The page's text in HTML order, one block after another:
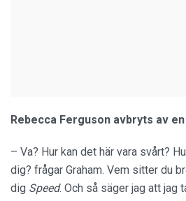
Rebecca Ferguson avbryts av en
– Va? Hur kan det här vara svårt?
dig? frågar Graham. Vem sitter du
dig Speed. Och så säger jag att jag